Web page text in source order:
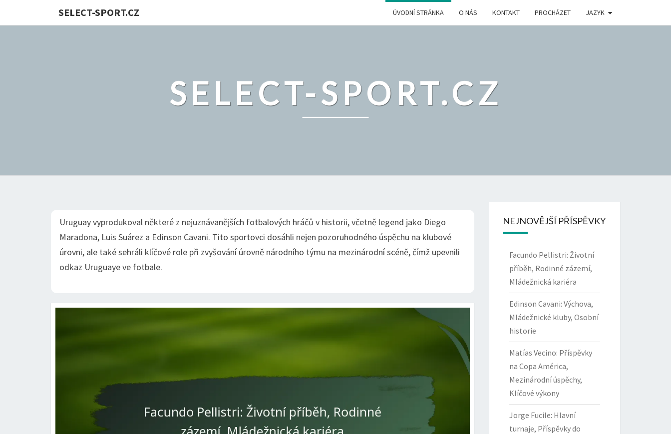
SELECT-SPORT.CZ ÚVODNÍ STRÁNKA O NÁS KONTAKT PROCHÁZET JAZYK
SELECT-SPORT.CZ
Uruguay vyprodukoval některé z nejuznávanějších fotbalových hráčů v historii, včetně legend jako Diego
Maradona, Luis Suárez a Edinson Cavani. Tito sportovci dosáhli nejen pozoruhodného úspěchu na klubové
úrovni, ale také sehráli klíčové role při zvyšování úrovně národního týmu na mezinárodní scéně, čímž upevnili
odkaz Uruguaye ve fotbale.
NEJNOVĚJŠÍ PŘÍSPĚVKY
Facundo Pellistri: Životní
příběh, Rodinné zázemí,
Mládežnická kariéra
Edinson Cavani: Výchova,
Mládežnické kluby, Osobní
historie
Matías Vecino: Příspěvky
na Copa América,
Mezinárodní úspěchy,
Klíčové výkony
Jorge Fucile: Hlavní
turnaje, Příspěvky do